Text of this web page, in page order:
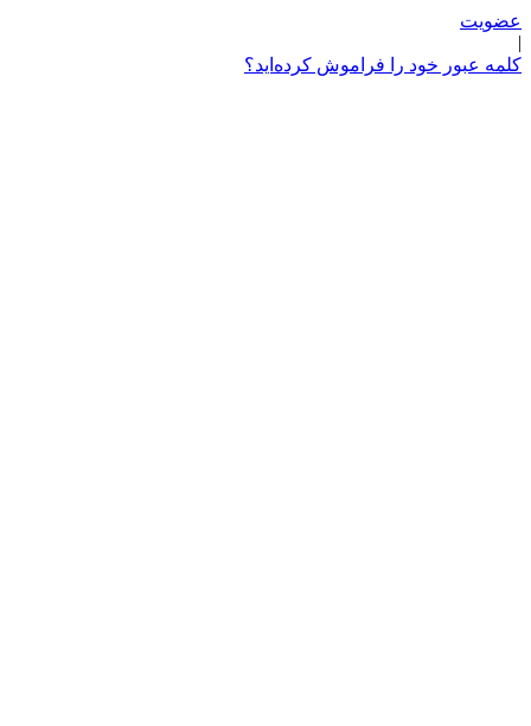
عضویت
|
کلمه عبور خود را فراموش کرده‌اید؟